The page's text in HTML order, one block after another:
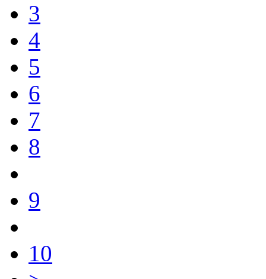
3
4
5
6
7
8
9
10